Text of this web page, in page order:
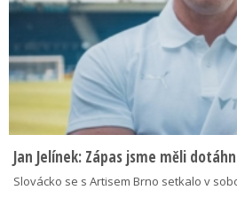
Jan Jelínek: Zápas jsme měli
Slovácko se s Artisem Brno setkalo v